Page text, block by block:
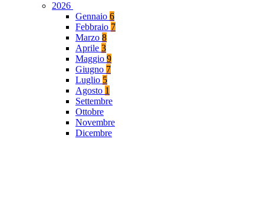
2026
Gennaio 6
Febbraio 7
Marzo 8
Aprile 3
Maggio 9
Giugno 7
Luglio 5
Agosto 1
Settembre
Ottobre
Novembre
Dicembre